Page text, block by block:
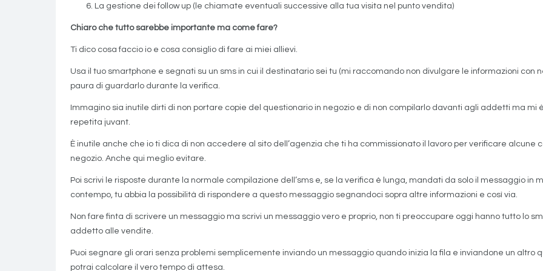
La gestione dei follow up (le chiamate eventuali successive alla tua visita nel punto vendita)
Chiaro che tutto sarebbe importante ma come fare?
Ti dico cosa faccio io e cosa consiglio di fare ai miei allievi.
Usa il tuo smartphone e segnati su un sms in cui il destinatario sei tu (mi raccomando non divulgare le informazioni con
paura di guardarlo durante la verifica.
Immagino sia inutile dirti di non portare copie del questionario in negozio e di non compilarlo davanti agli addetti ma
repetita juvant.
È inutile anche che io ti dica di non accedere al sito dell’agenzia che ti ha commissionato il lavoro per verificare alcune
negozio. Anche qui meglio evitare.
Poi scrivi le risposte durante la normale compilazione dell’sms e, se la verifica è lunga, mandati da solo il messaggio
contempo, tu abbia la possibilità di rispondere a questo messaggio segnandoci sopra altre informazioni e così via.
Non fare finta di scrivere un messaggio ma scrivi un messaggio vero e proprio, non ti preoccupare oggi hanno tutto lo
addetto alle vendite.
Puoi segnare gli orari senza problemi semplicemente inviando un messaggio quando inizia la fila e inviandone un altro
potrai calcolare il vero tempo di attesa.